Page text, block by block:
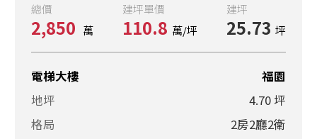
總價
2,850 萬
建坪單價
110.8 萬/坪
建坪
25.73 坪
電梯大樓
福園
地坪
4.70 坪
格局
2房2廳2衛